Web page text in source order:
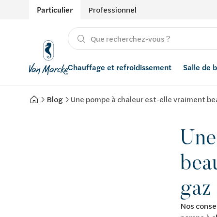
Particulier Professionnel
Chauffage et refroidissement
Chauffage
Salle de
Produits
Énergies renouvelables
Adoucisseurs d’eau
Blog Une pompe à chaleur est-elle vraiment
Nos